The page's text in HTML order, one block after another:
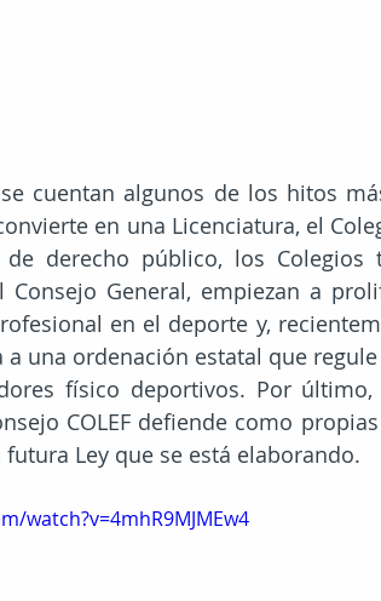
cuentan algunos de los hitos
en una Licenciatura, el
derecho público, los Colegios
Consejo General, empiezan a
en el deporte y,
una ordenación estatal que
físico deportivos. Por
COLEF defiende como
Ley que se está elaborando.
watch?v=4mhR9MJMEw4